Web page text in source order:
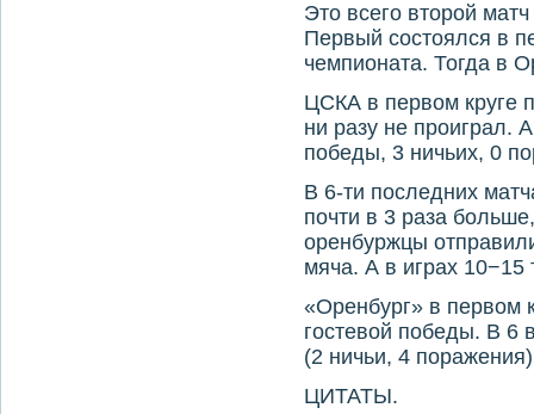
Это всего второй
Первый состоялся в
чемпионата. Тогда в
ЦСКА в первом круге
ни разу не проиграл.
победы, 3 ничьих, 0
В 6-ти последних
почти в 3 раза
оренбуржцы
мяча. А в играх 10−15
«Оренбург» в первом
гостевой победы. В 6
(2 ничьи, 4
ЦИТАТЫ.